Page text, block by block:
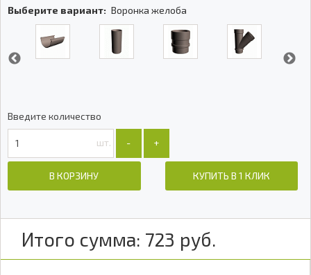
Выберите вариант: Воронка желоба
Введите количество
шт. +
-
В КОРЗИНУ КУПИТЬ В 1 КЛИК
Итого сумма: 723 руб.